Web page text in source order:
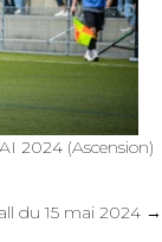
2024 (Ascension)
du 15 mai 2024 →